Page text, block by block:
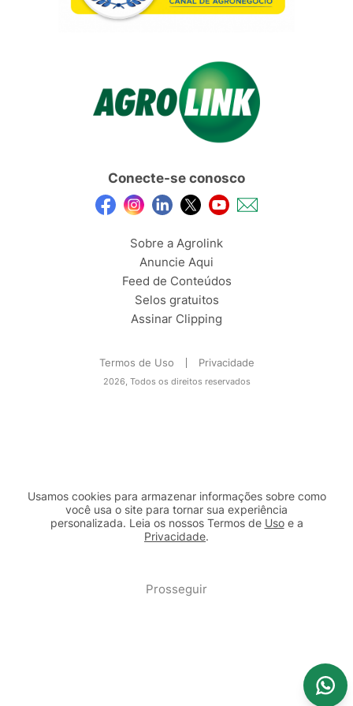
Conecte-se conosco
Sobre a Agrolink
Anuncie Aqui
Feed de Conteúdos
Selos gratuitos
Assinar Clipping
Termos de Uso Privacidade
2026, Todos os direitos reservados
Usamos cookies para armazenar informações sobre como
você usa o site para tornar sua experiência
personalizada. Leia os nossos Termos de Usoe a
Privacidade.
Prosseguir